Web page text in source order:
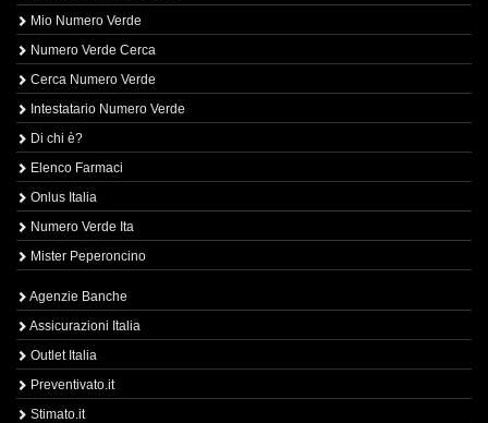
Mio Numero Verde
Numero Verde Cerca
Cerca Numero Verde
Intestatario Numero Verde
Di chi è?
Elenco Farmaci
Onlus Italia
Numero Verde Ita
Mister Peperoncino
Agenzie Banche
Assicurazioni Italia
Outlet Italia
Preventivato.it
Stimato.it